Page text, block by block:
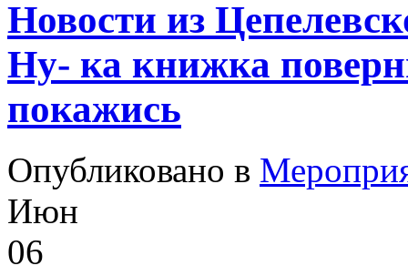
Новости из
Ну- ка книжка
покажись
Опубликовано в
Июн
06